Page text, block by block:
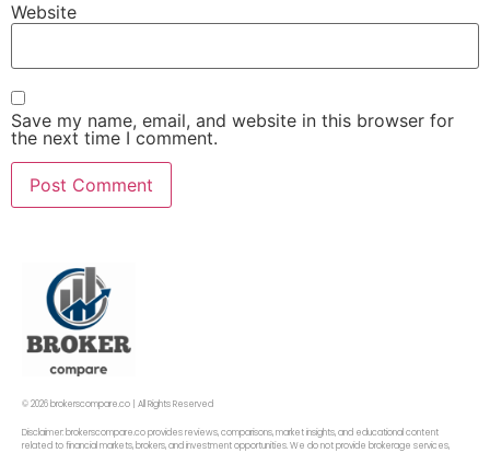
Website
Save my name, email, and website in this browser for
the next time I comment.
© 2026 brokerscompare.co | All Rights Reserved
Disclaimer: brokerscompare.co provides reviews, comparisons, market insights, and educational content
related to financial markets, brokers, and investment opportunities. We do not provide brokerage services,